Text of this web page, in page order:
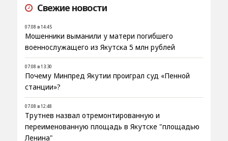
Свежие новости
07.08 в 14:45
Мошенники выманили у матери погибшего
военнослужащего из Якутска 5 млн рублей
07.08 в 13:30
Почему Минпред Якутии проиграл суд «Пенной
станции»?
07.08 в 12:48
Трутнев назвал отремонтированную и
переименованную площадь в Якутске "площадью
Ленина"